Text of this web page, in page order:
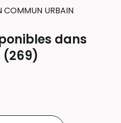
COMMUN URBAIN
dans
(269)